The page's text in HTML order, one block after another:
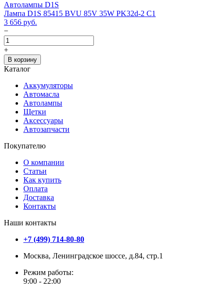
Автолампы D1S
Лампа D1S 85415 BVU 85V 35W PK32d-2 C1
3 656 руб.
−
+
В корзину
Каталог
Аккумуляторы
Автомасла
Автолампы
Щетки
Аксессуары
Автозапчасти
Покупателю
О компании
Статьи
Как купить
Оплата
Доставка
Контакты
Наши контакты
+7 (499) 714-80-80
Москва, Ленинградское шоссе, д.84, стр.1
Режим работы:
9:00 - 22:00